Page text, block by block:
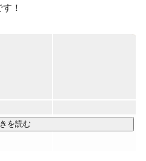
！
万里の計5拠点で仲間を募集中
（DS）
を読む